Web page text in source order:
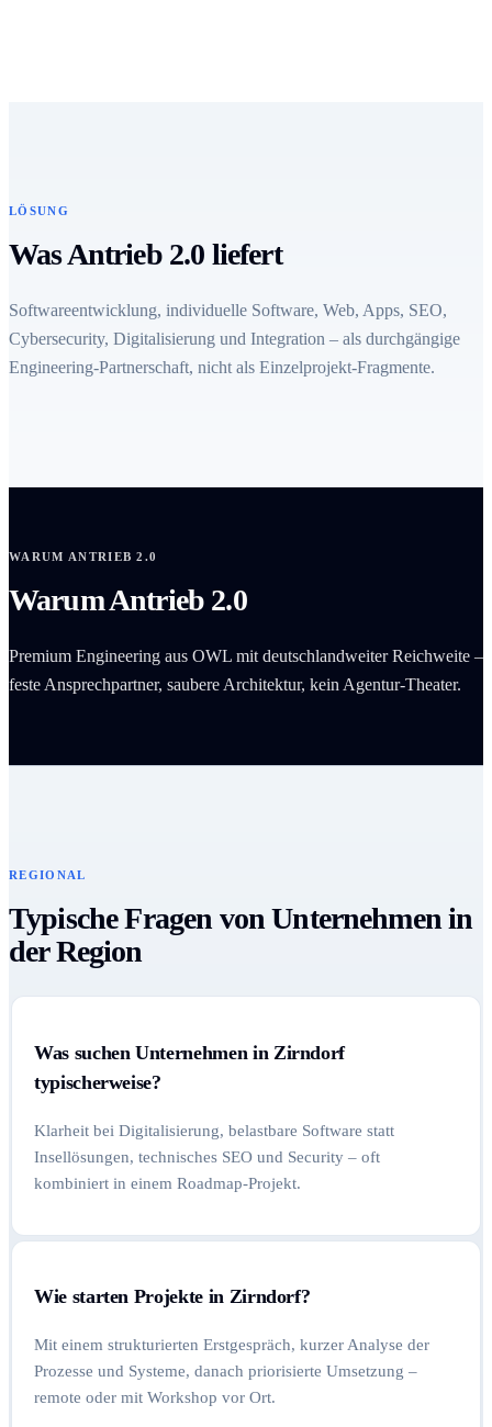
LÖSUNG
Was Antrieb 2.0 liefert
Softwareentwicklung, individuelle Software, Web, Apps, SEO,
Cybersecurity, Digitalisierung und Integration – als durchgängige
Engineering-Partnerschaft, nicht als Einzelprojekt-Fragmente.
WARUM ANTRIEB 2.0
Warum Antrieb 2.0
Premium Engineering aus OWL mit deutschlandweiter Reichweite –
feste Ansprechpartner, saubere Architektur, kein Agentur-Theater.
REGIONAL
Typische Fragen von Unternehmen in
der Region
Was suchen Unternehmen in Zirndorf
typischerweise?
Klarheit bei Digitalisierung, belastbare Software statt
Insellösungen, technisches SEO und Security – oft
kombiniert in einem Roadmap-Projekt.
Wie starten Projekte in Zirndorf?
Mit einem strukturierten Erstgespräch, kurzer Analyse der
Prozesse und Systeme, danach priorisierte Umsetzung –
remote oder mit Workshop vor Ort.